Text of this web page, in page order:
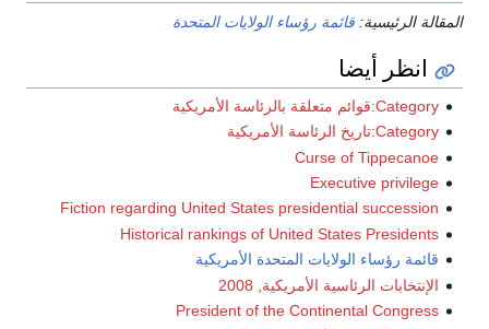
المقالة الرئيسية: قائمة رؤساء الولايات المتحدة
انظر أيضا
Category:قوائم متعلقة بالرئاسة الأمريكية
Category:تاريخ الرئاسة الأمريكية
Curse of Tippecanoe
Executive privilege
Fiction regarding United States presidential succession
Historical rankings of United States Presidents
قائمة رؤساء الولايات المتحدة الأمريكية
الإنتخابات الرئاسية الأمريكية, 2008
President of the Continental Congress